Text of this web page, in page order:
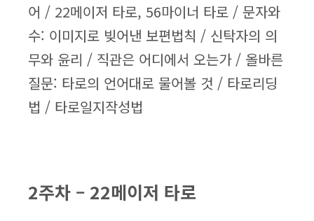
어 / 22메이저 타로, 56마이너 타로 / 문자와
수: 이미지로 빚어낸 보편법칙 / 신탁자의 의
무와 윤리 / 직관은 어디에서 오는가 / 올바른
질문: 타로의 언어대로 물어볼 것 / 타로리딩
법 / 타로일지작성법
2주차 – 22메이저 타로